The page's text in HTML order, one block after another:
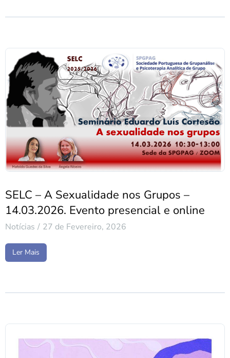
SELC – A Sexualidade nos Grupos –
14.03.2026. Evento presencial e online
Notícias 27 de Fevereiro, 2026
Ler Mais